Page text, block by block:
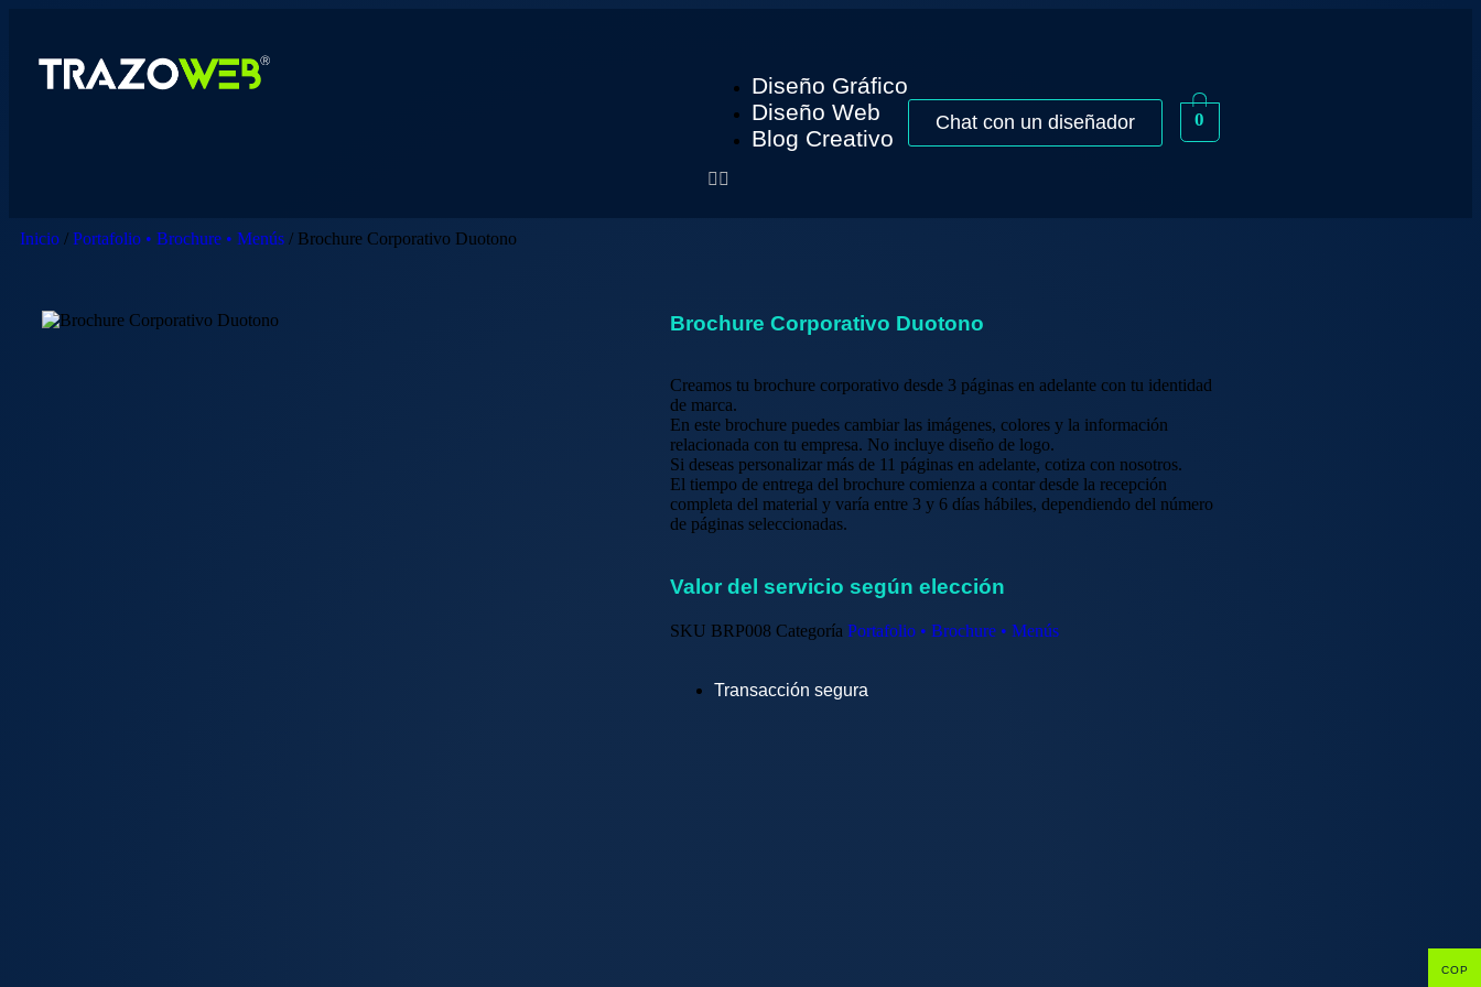
Diseño Gráfico
Diseño Web
Blog Creativo
Chat con un diseñador 0
Inicio / Portafolio • Brochure • Menús / Brochure Corporativo Duotono
Brochure Corporativo Duotono
Creamos tu brochure corporativo desde 3 páginas en adelante con tu identidad
de marca.
En este brochure puedes cambiar las imágenes, colores y la información
relacionada con tu empresa. No incluye diseño de logo.
Si deseas personalizar más de 11 páginas en adelante, cotiza con nosotros.
El tiempo de entrega del brochure comienza a contar desde la recepción
completa del material y varía entre 3 y 6 días hábiles, dependiendo del número
de páginas seleccionadas.
Valor del servicio según elección
SKU BRP008 Categoría Portafolio • Brochure • Menús
Transacción segura
COP